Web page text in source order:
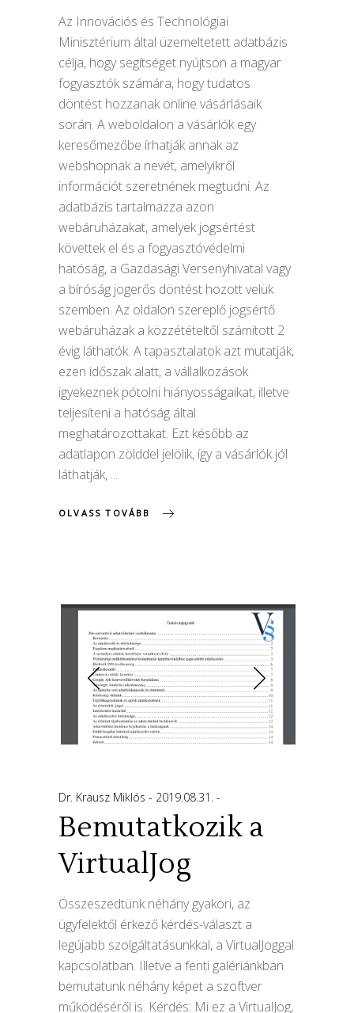
Az Innovációs és Technológiai
Minisztérium által üzemeltetett adatbázis
célja, hogy segítséget nyújtson a magyar
fogyasztók számára, hogy tudatos
döntést hozzanak online vásárlásaik
során. A weboldalon a vásárlók egy
keresőmezőbe írhatják annak az
webshopnak a nevét, amelyikről
információt szeretnének megtudni. Az
adatbázis tartalmazza azon
webáruházakat, amelyek jogsértést
követtek el és a fogyasztóvédelmi
hatóság, a Gazdasági Versenyhivatal vagy
a bíróság jogerős döntést hozott velük
szemben. Az oldalon szereplő jogsértő
webáruházak a közzétételtől számított 2
évig láthatók. A tapasztalatok azt mutatják,
ezen időszak alatt, a vállalkozások
igyekeznek pótolni hiányosságaikat, illetve
teljesíteni a hatóság által
meghatározottakat. Ezt később az
adatlapon zölddel jelölik, így a vásárlók jól
láthatják,
OLVASS TOVÁBB
Dr. Krausz Miklós 2019.08.31.
Bemutatkozik a
VirtualJog
Összeszedtünk néhány gyakori, az
ügyfelektől érkező kérdés-választ a
legújabb szolgáltatásunkkal, a VirtualJoggal
kapcsolatban. Illetve a fenti galériánkban
bemutatunk néhány képet a szoftver
működéséről is. Kérdés: Mi ez a VirtualJog,